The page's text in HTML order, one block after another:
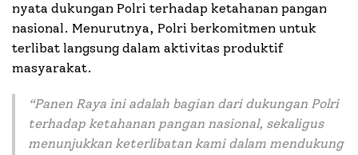
nyata dukungan Polri terhadap ketahanan pangan
nasional. Menurutnya, Polri berkomitmen untuk
terlibat langsung dalam aktivitas produktif
masyarakat.
“Panen Raya ini adalah bagian dari dukungan Polri
terhadap ketahanan pangan nasional, sekaligus
menunjukkan keterlibatan kami dalam mendukung